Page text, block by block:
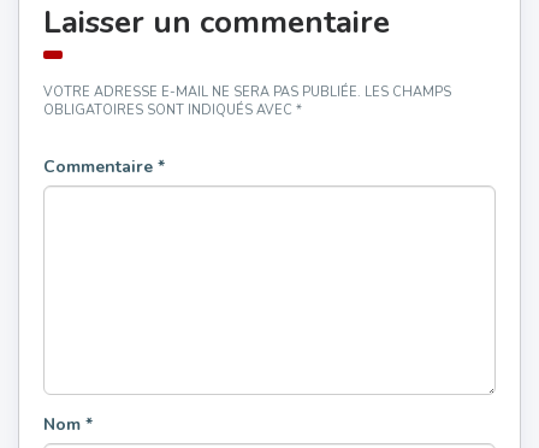
Laisser un commentaire
VOTRE ADRESSE E-MAIL NE SERA PAS PUBLIÉE. LES CHAMPS
OBLIGATOIRES SONT INDIQUÉS AVEC *
Commentaire *
Nom *